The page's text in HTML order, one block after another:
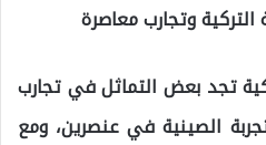
التركية وتجارب معاصرة
تجد بعض التماثل في تجارب
الصينية في عنصرين، ومع